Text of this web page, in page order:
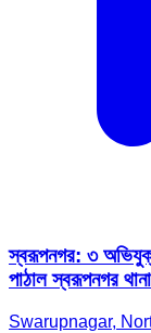
স্বরূপনগর: ৩
পাঠাল স্বরূপনগর
Swarupnagar,